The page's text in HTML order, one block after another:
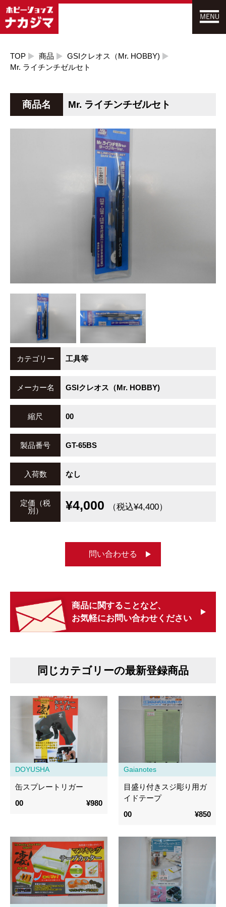
TOP 商品
GSIクレオス（Mr. HOBBY)
Mr. ライチンチゼルセト
商品名 Mr. ライチンチゼルセト
カテゴリー 工具等
メーカー名 GSIクレオス（Mr. HOBBY)
縮尺 00
製品番号 GT-65BS
入荷数 なし
定価（税
別）
¥4,000 （税込¥4,400）
問い合わせる
商品に関することなど、
お気軽にお問い合わせください
同じカテゴリーの最新登録商品
DOYUSHA
缶スプレートリガー
00
¥980
Gaianotes
目盛り付きスジ彫り用ガ
イドテープ
00
¥850